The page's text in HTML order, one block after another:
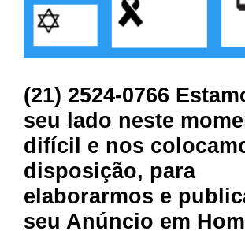
(21) 2524-0766
seu lado neste
difícil e nos
disposição, para
elaborarmos e
seu Anúncio em